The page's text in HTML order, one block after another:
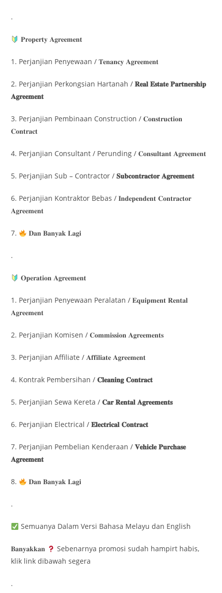
.
𝐏𝐫𝐨𝐩𝐞𝐫𝐭𝐲 𝐀𝐠𝐫𝐞𝐞𝐦𝐞𝐧𝐭
1. Perjanjian Penyewaan / 𝐓𝐞𝐧𝐚𝐧𝐜𝐲 𝐀𝐠𝐫𝐞𝐞𝐦𝐞𝐧𝐭
2. Perjanjian Perkongsian Hartanah /𝐑𝐞𝐚𝐥 𝐄𝐬𝐭𝐚𝐭𝐞 𝐏𝐚𝐫𝐭𝐧𝐞𝐫𝐬𝐡𝐢𝐩
𝐀𝐠𝐫𝐞𝐞𝐦𝐞𝐧𝐭
3. Perjanjian Pembinaan Construction / 𝐂𝐨𝐧𝐬𝐭𝐫𝐮𝐜𝐭𝐢𝐨𝐧
𝐂𝐨𝐧𝐭𝐫𝐚𝐜𝐭
4. Perjanjian Consultant / Perunding / 𝐂𝐨𝐧𝐬𝐮𝐥𝐭𝐚𝐧𝐭 𝐀𝐠𝐫𝐞𝐞𝐦𝐞𝐧𝐭
5. Perjanjian Sub – Contractor /𝐒𝐮𝐛𝐜𝐨𝐧𝐭𝐫𝐚𝐜𝐭𝐨𝐫 𝐀𝐠𝐫𝐞𝐞𝐦𝐞𝐧𝐭
6. Perjanjian Kontraktor Bebas / 𝐈𝐧𝐝𝐞𝐩𝐞𝐧𝐝𝐞𝐧𝐭 𝐂𝐨𝐧𝐭𝐫𝐚𝐜𝐭𝐨𝐫
𝐀𝐠𝐫𝐞𝐞𝐦𝐞𝐧𝐭
7. 𝐃𝐚𝐧 𝐁𝐚𝐧𝐲𝐚𝐤 𝐋𝐚𝐠𝐢
.
𝐎𝐩𝐞𝐫𝐚𝐭𝐢𝐨𝐧 𝐀𝐠𝐫𝐞𝐞𝐦𝐞𝐧𝐭
1. Perjanjian Penyewaan Peralatan / 𝐄𝐪𝐮𝐢𝐩𝐦𝐞𝐧𝐭 𝐑𝐞𝐧𝐭𝐚𝐥
𝐀𝐠𝐫𝐞𝐞𝐦𝐞𝐧𝐭
2. Perjanjian Komisen / 𝐂𝐨𝐦𝐦𝐢𝐬𝐬𝐢𝐨𝐧 𝐀𝐠𝐫𝐞𝐞𝐦𝐞𝐧𝐭𝐬
3. Perjanjian Affiliate / 𝐀𝐟𝐟𝐢𝐥𝐢𝐚𝐭𝐞 𝐀𝐠𝐫𝐞𝐞𝐦𝐞𝐧𝐭
4. Kontrak Pembersihan /𝐂𝐥𝐞𝐚𝐧𝐢𝐧𝐠 𝐂𝐨𝐧𝐭𝐫𝐚𝐜𝐭
5. Perjanjian Sewa Kereta /𝐂𝐚𝐫 𝐑𝐞𝐧𝐭𝐚𝐥 𝐀𝐠𝐫𝐞𝐞𝐦𝐞𝐧𝐭𝐬
6. Perjanjian Electrical /𝐄𝐥𝐞𝐜𝐭𝐫𝐢𝐜𝐚𝐥 𝐂𝐨𝐧𝐭𝐫𝐚𝐜𝐭
7. Perjanjian Pembelian Kenderaan /𝐕𝐞𝐡𝐢𝐜𝐥𝐞 𝐏𝐮𝐫𝐜𝐡𝐚𝐬𝐞
𝐀𝐠𝐫𝐞𝐞𝐦𝐞𝐧𝐭
8. 𝐃𝐚𝐧 𝐁𝐚𝐧𝐲𝐚𝐤 𝐋𝐚𝐠𝐢
.
Semuanya Dalam Versi Bahasa Melayu dan English
𝐁𝐚𝐧𝐲𝐚𝐤𝐤𝐚𝐧
Sebenarnya promosi sudah hampirt habis,
klik link dibawah segera
.